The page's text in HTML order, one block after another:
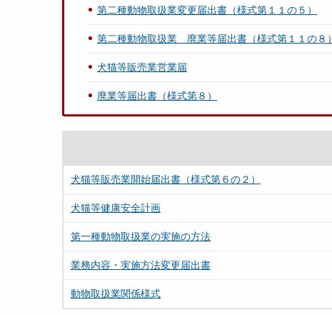
第二種動物取扱業変更届出書（様式第１１の５）
第二種動物取扱業 廃業等届出書（様式第１１の８）
犬猫等販売業営業届
廃業等届出書（様式第８）
犬猫等販売業開始届出書（様式第６の２）
犬猫等健康安全計画
第一種動物取扱業の実施の方法
業務内容・実施方法変更届出書
動物取扱業関係様式